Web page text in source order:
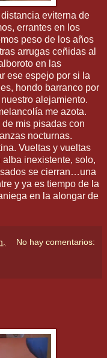
eviterna de
errantes en los
peso de los años
arrugas ceñidas al
en las
ese espejo por si la
hondo barranco por
alejamiento.
me azota.
mis pisadas con
nocturnas.
Vueltas y vueltas
inexistente, solo,
se cierran…una
y ya es tiempo de la
en la alongar de
No hay comentarios: